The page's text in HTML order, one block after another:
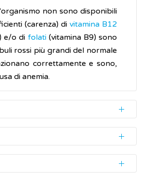
non sono disponibili
(carenza) di vitamina B12
e/o di folati(vitamina B9) sono
rossi più grandi del normale
correttamente e sono,
di anemia.
carenza di
una vasta gamma di
Di solito, si sviluppano
carenza di